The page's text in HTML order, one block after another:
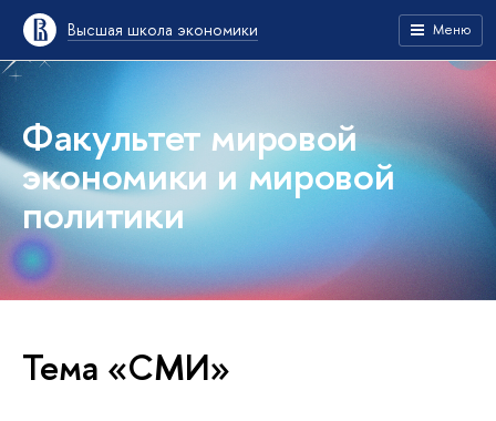
Высшая школа экономики Меню
Факультет мировой
экономики и мировой
политики
Тема «СМИ»